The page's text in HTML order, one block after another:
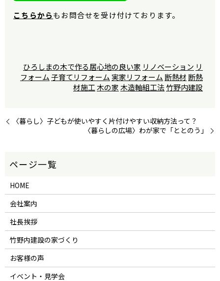
こちらからもお問合せを受け付けております。
ひろしまの木で作る居心地の良い家 リノベーション リ
フォーム子育てリフォーム 実家リフォーム 断熱材 断熱
材施工木の家木造軸組工法竹野内建設
〈暮らし〉子どもが使いやすく片付けやすい収納方法って？
〈暮らしの広場〉わが家で「ととのう」
HOME
会社案内
社長挨拶
竹野内建設の家づくり
お客様の声
イベント・見学会